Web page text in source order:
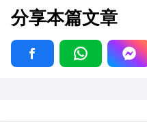
分享本篇文章